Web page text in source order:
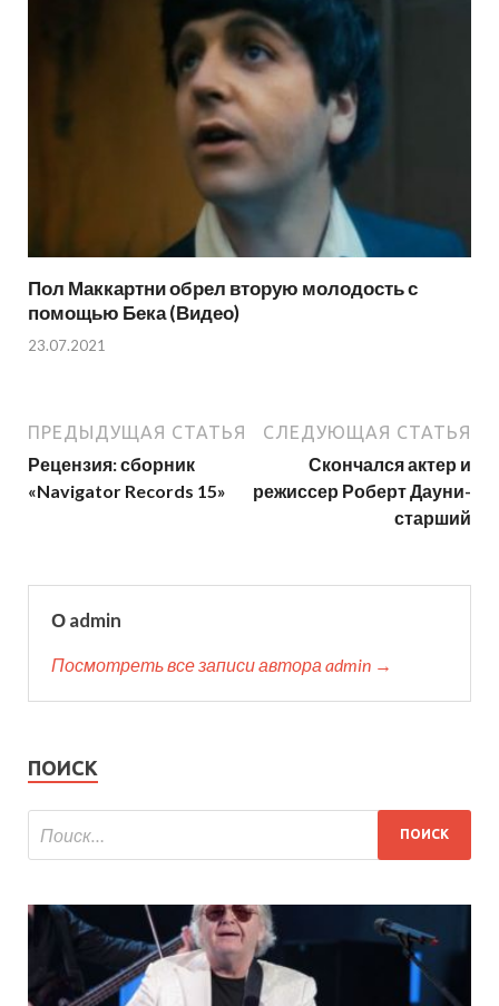
Пол Маккартни обрел вторую молодость с
помощью Бека (Видео)
23.07.2021
ПРЕДЫДУЩАЯ СТАТЬЯ
Рецензия: сборник
«Navigator Records 15»
СЛЕДУЮЩАЯ СТАТЬЯ
Скончался актер и
режиссер Роберт Дауни-
старший
О admin
Посмотреть все записи автора admin →
ПОИСК